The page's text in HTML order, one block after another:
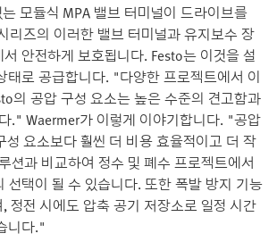
모듈식 MPA 밸브 터미널이 드라이브를
리즈의 이러한 밸브 터미널과 유지보수 장
안전하게 보호됩니다. Festo는 이것을 설
태로 공급합니다. "다양한 프로젝트에서 이
의 공압 구성 요소는 높은 수준의 견고함과
." Waermer가 이렇게 이야기합니다. "공압
성 요소보다 훨씬 더 비용 효율적이고 더 작
션과 비교하여 정수 및 폐수 프로젝트에서
선택이 될 수 있습니다. 또한 폭발 방지 기능
정전 시에도 압축 공기 저장소로 일정 시간
니다."